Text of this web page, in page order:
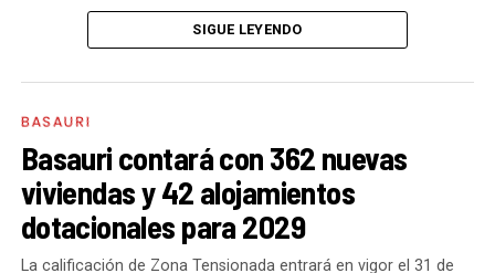
A un año de acabar la legislatura, ¿qué balance
haces de la gestión del PSE en tus áreas dentro
del equipo de gobierno y qué proyectos
los gobiernos sirve para transformar y mejorar la vida
de las personas y, por eso, tan importante como la
gestión en las áreas de nuestra responsabilidad es la
impronta que marcamos en cuáles son las prioridades
SIGUE LEYENDO
BASAURI
Basauri contará con 362 nuevas
viviendas y 42 alojamientos
dotacionales para 2029
La calificación de Zona Tensionada entrará en vigor el 31 de